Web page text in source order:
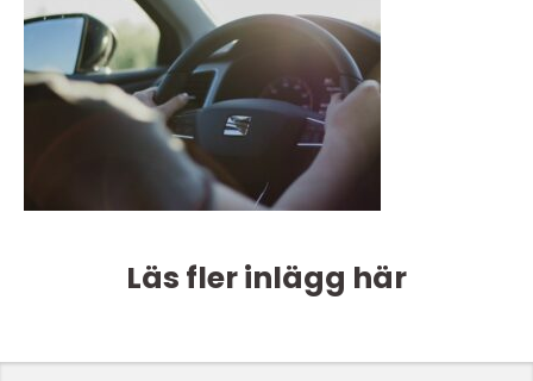
Läs fler inlägg här